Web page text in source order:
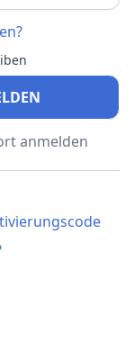
anmelden